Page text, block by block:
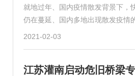
就地过年、国内疫情散发背景下
仍在蔓延、国内多地出现散发疫情
2021-02-03
江苏灌南启动危旧桥梁